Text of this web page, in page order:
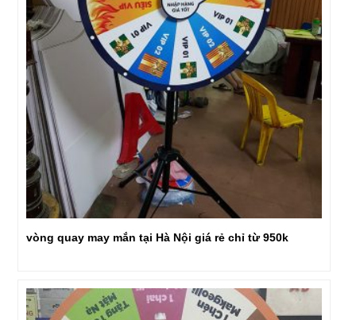
vòng quay may mắn tại Hà Nội giá rẻ chỉ từ 950k